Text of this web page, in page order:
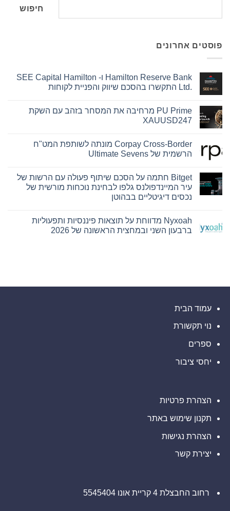
חיפוש
פוסטים אחרונים
Hamilton Reserve Bank ו- SEE Capital Hamilton
Ltd.‎ התקשרו בהסכם שיווק והפניית לקוחות
על
Hamilton
Reserve
SEE
Capital
Hamilton
בהסכם
שיווק
והפניית
לקוחות
PU Prime מרחיבה את המסחר בזהב עם השקת
XAUUSD247
על
PU
Prime
המסחר
בזהב
עם
השקת
Corpay Cross-Border מונתה לשותפת המט"ח
הרשמית של Ultimate Sevens
על
Corpay
Cross-
Border
המט"ח
הרשמית
של
Bitget חתמה על הסכם שיתוף פעולה עם הרשות של
עיר המיינדפולנס גלפו לבחינת נוכחות מורשית של
נכסים דיגיטליים בבהוטן
על
Bitget
חתמה
עיר
לבחינת
של
דיגיטליים
בבהוטן
Nyxoah מדווחת על תוצאות פיננסיות ותפעוליות
ברבעון השני ובמחצית הראשונה של 2026
פיננסיות
השני
של
עמוד הבית
נוי תקשורת
ספרים
יחסי ציבור
הצהרת פרטיות
תקנון שימוש באתר
הצהרת נגישות
יצירת קשר
רחוב החבצלת 4 קריית אונו 5545404